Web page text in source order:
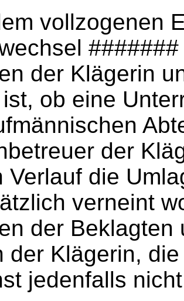
vollzogenen
der Klägerin
ob eine
der
Verlauf die
verneint
der
der Klägerin,
jedenfalls